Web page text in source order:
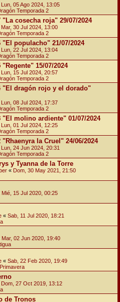
Lun, 05 Ago 2024, 13:05
Temporada 2
cosecha roja" 29/07/2024
Mar, 30 Jul 2024, 13:00
Temporada 2
"El populacho" 21/07/2024
Lun, 22 Jul 2024, 13:04
Temporada 2
15/07/2024
Lun, 15 Jul 2024, 20:57
Temporada 2
"El dragón rojo y el dorado"
Lun, 08 Jul 2024, 17:37
Temporada 2
"El molino ardiente" 01/07/2024
Lun, 01 Jul 2024, 12:25
Temporada 2
la Cruel" 24/06/2024
Lun, 24 Jun 2024, 20:31
Temporada 2
y Tyanna de la Torre
« Dom, 30 May 2021, 21:50
Mié, 15 Jul 2020, 00:25
« Sab, 11 Jul 2020, 18:21
Mar, 02 Jun 2020, 19:40
« Sab, 22 Feb 2020, 19:49
Dom, 27 Oct 2019, 13:12
de Tronos